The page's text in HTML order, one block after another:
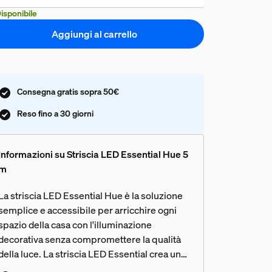
Aggiungi al carrello
Consegna gratis sopra 50€
Reso fino a 30 giorni
su Striscia LED Essential Hue 5
striscia LED Essential Hue è la soluzione
e accessibile per arricchire ogni
della casa con l'illuminazione
senza compromettere la qualità
luce. La striscia LED Essential crea una
atmosfera rivestendo le pareti con